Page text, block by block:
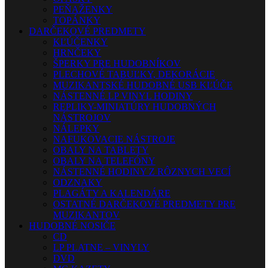
PEŇAŽENKY
TOPÁNKY
DARČEKOVÉ PREDMETY
KĽÚČENKY
HRNČEKY
ŠPERKY PRE HUDOBNÍKOV
PLECHOVÉ TABUĽKY, DEKORÁCIE
MUZIKANTSKÉ HUDOBNÉ USB KĽÚČE
NÁSTENNÉ LP VINYL HODINY
REPLIKY-MINIATÚRY HUDOBNÝCH
NÁSTROJOV
NÁLEPKY
NAFUKOVACIE NÁSTROJE
OBALY NA TABLETY
OBALY NA TELEFÓNY
NÁSTENNÉ HODINY Z RÔZNYCH VECÍ
ODZNAKY
PLAGÁTY A KALENDÁRE
OSTATNÉ DARČEKOVÉ PREDMETY PRE
MUZIKANTOV
HUDOBNÉ NOSIČE
CD
LP PLATNE – VINYLY
DVD